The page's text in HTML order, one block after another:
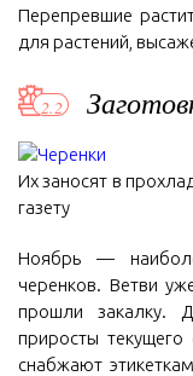
Перепревшие
для растений,
Их заносят в
газету
Ноябрь —
черенков. Ветви
прошли закалку.
приросты текущего
снабжают